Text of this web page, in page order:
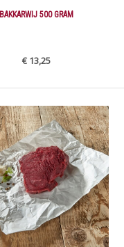
BAKKARWIJ 500 GRAM
€ 13,25